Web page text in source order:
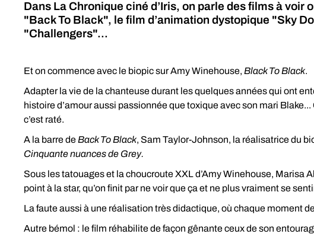
Dans La Chronique ciné d’Iris, on parle des films à
"Back To Black", le film d’animation dystopique "Sky
"Challengers"...
Et on commence avec le biopic sur Amy Winehouse, Black To Black.
Adapter la vie de la chanteuse durant les quelques années qui ont
histoire d’amour aussi passionnée que toxique avec son mari
c’est raté.
A la barre deBack To Black, Sam Taylor-Johnson, la réalisatrice du
Cinquante nuances de Grey.
Sous les tatouages et la choucroute XXL d’Amy Winehouse, Marisa
point à la star, qu’on finit par ne voir que ça et ne plus vraiment se
La faute aussi à une réalisation très didactique, où chaque moment
Autre bémol : le film réhabilite de façon gênante ceux de son